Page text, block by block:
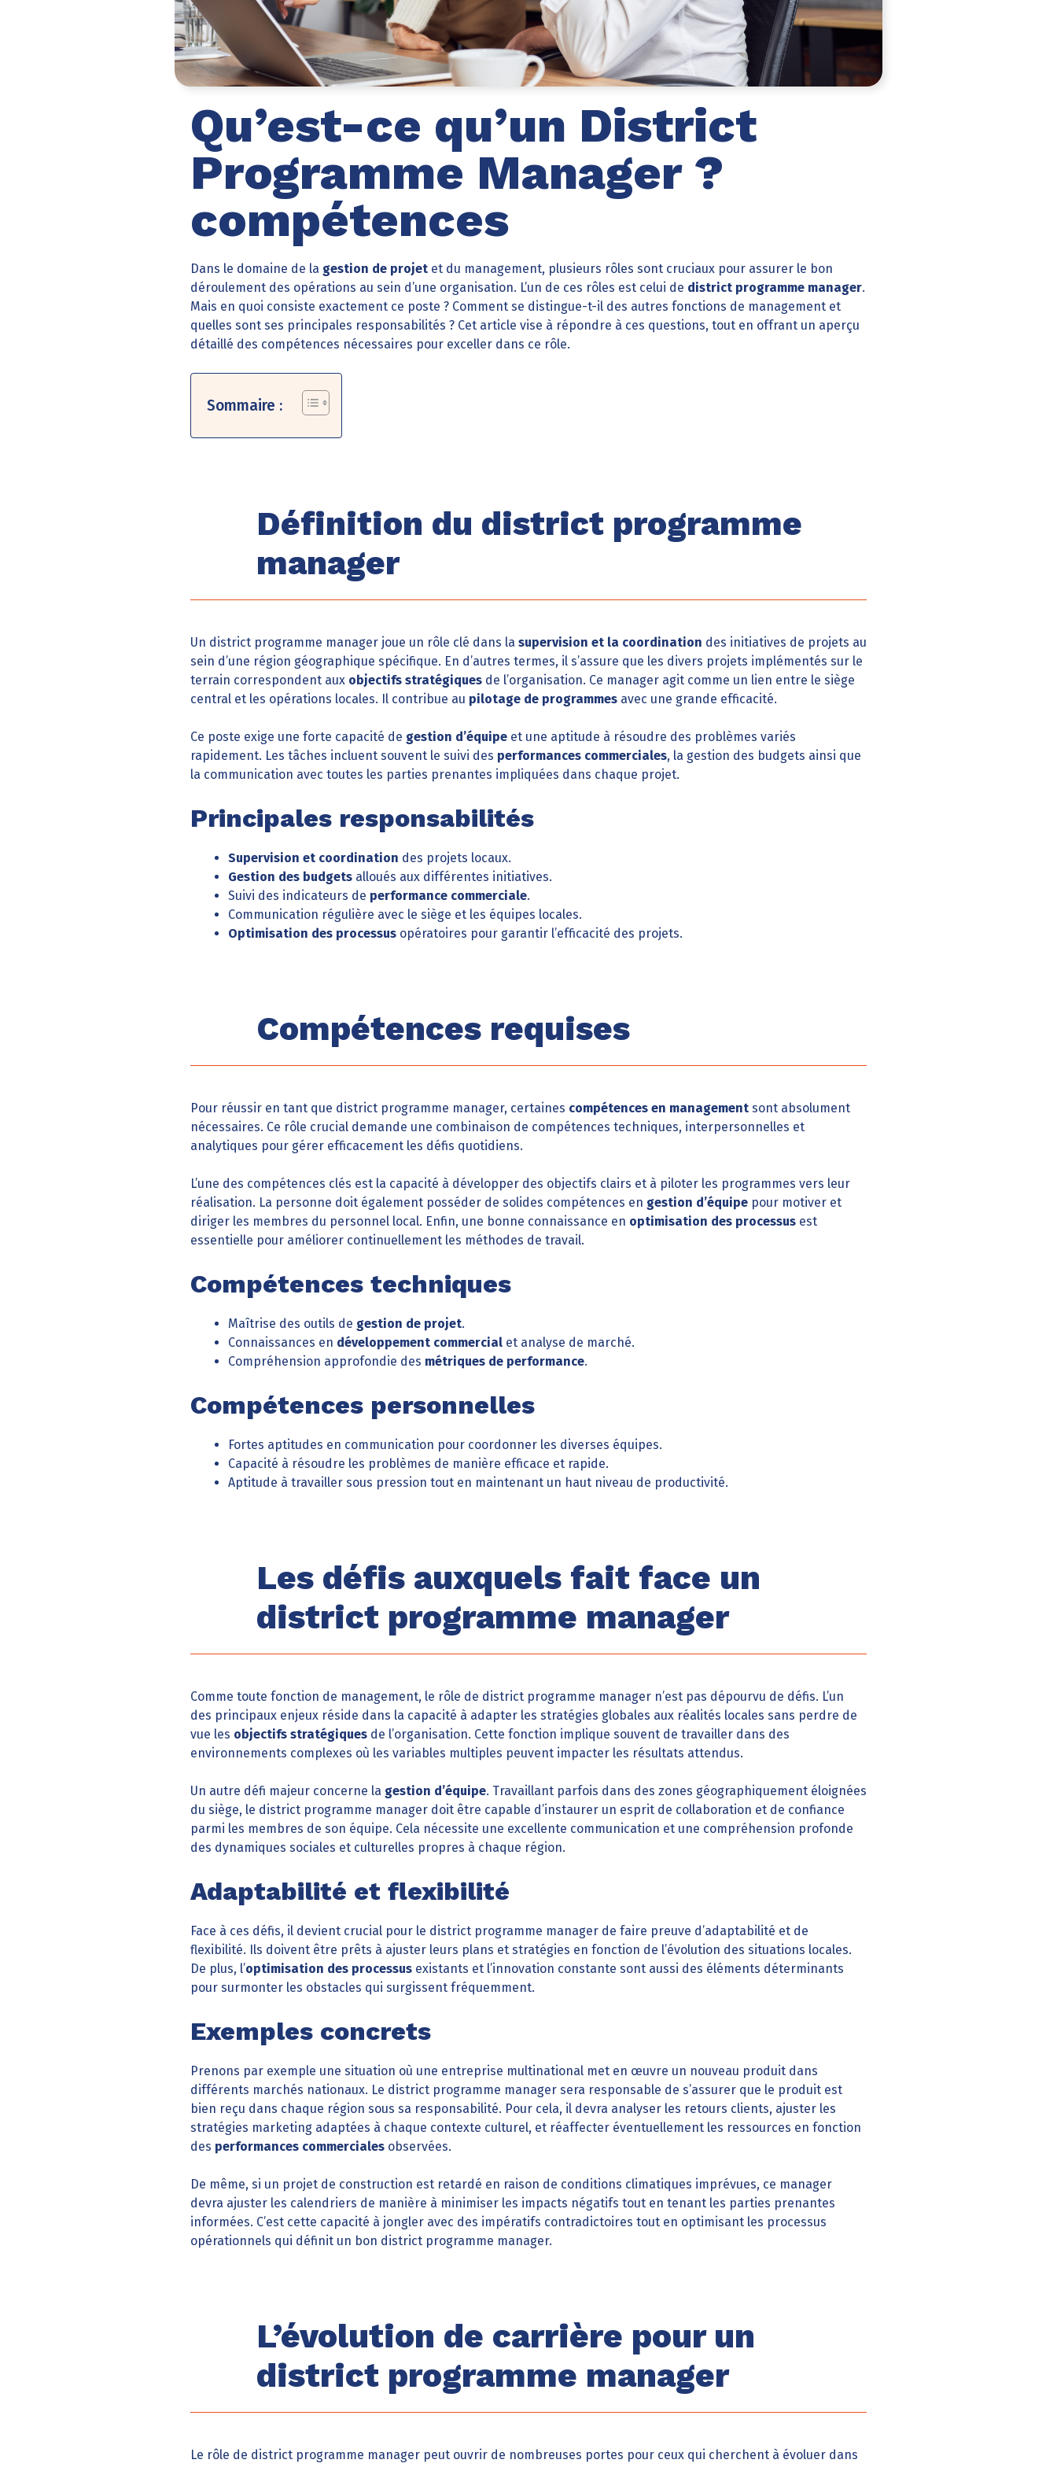
Qu’est-ce qu’un District
Programme Manager ?
compétences
Dans le domaine de la gestion de projet et du management, plusieurs rôles sont cruciaux pour assurer le bon
déroulement des opérations au sein d’une organisation. L’un de ces rôles est celui de district programme manager.
Mais en quoi consiste exactement ce poste ? Comment se distingue-t-il des autres fonctions de management et
quelles sont ses principales responsabilités ? Cet article vise à répondre à ces questions, tout en offrant un aperçu
détaillé des compétences nécessaires pour exceller dans ce rôle.
Sommaire :
Définition du district programme
manager
Un district programme manager joue un rôle clé dans la supervision et la coordination des initiatives de projets au
sein d’une région géographique spécifique. En d’autres termes, il s’assure que les divers projets implémentés sur le
terrain correspondent aux objectifs stratégiques de l’organisation. Ce manager agit comme un lien entre le siège
central et les opérations locales. Il contribue au pilotage de programmes avec une grande efficacité.
Ce poste exige une forte capacité de gestion d’équipe et une aptitude à résoudre des problèmes variés
rapidement. Les tâches incluent souvent le suivi des performances commerciales, la gestion des budgets ainsi que
la communication avec toutes les parties prenantes impliquées dans chaque projet.
Principales responsabilités
Supervision et coordination des projets locaux.
Gestion des budgets alloués aux différentes initiatives.
Suivi des indicateurs de performance commerciale.
Communication régulière avec le siège et les équipes locales.
Optimisation des processus opératoires pour garantir l’efficacité des projets.
Compétences requises
Pour réussir en tant que district programme manager, certaines compétences en management sont absolument
nécessaires. Ce rôle crucial demande une combinaison de compétences techniques, interpersonnelles et
analytiques pour gérer efficacement les défis quotidiens.
L’une des compétences clés est la capacité à développer des objectifs clairs et à piloter les programmes vers leur
réalisation. La personne doit également posséder de solides compétences en gestion d’équipe pour motiver et
diriger les membres du personnel local. Enfin, une bonne connaissance en optimisation des processus est
essentielle pour améliorer continuellement les méthodes de travail.
Compétences techniques
Maîtrise des outils de gestion de projet.
Connaissances en développement commercial et analyse de marché.
Compréhension approfondie des métriques de performance.
Compétences personnelles
Fortes aptitudes en communication pour coordonner les diverses équipes.
Capacité à résoudre les problèmes de manière efficace et rapide.
Aptitude à travailler sous pression tout en maintenant un haut niveau de productivité.
Les défis auxquels fait face un
district programme manager
Comme toute fonction de management, le rôle de district programme manager n’est pas dépourvu de défis. L’un
des principaux enjeux réside dans la capacité à adapter les stratégies globales aux réalités locales sans perdre de
vue les objectifs stratégiques de l’organisation. Cette fonction implique souvent de travailler dans des
environnements complexes où les variables multiples peuvent impacter les résultats attendus.
Un autre défi majeur concerne la gestion d’équipe. Travaillant parfois dans des zones géographiquement éloignées
du siège, le district programme manager doit être capable d’instaurer un esprit de collaboration et de confiance
parmi les membres de son équipe. Cela nécessite une excellente communication et une compréhension profonde
des dynamiques sociales et culturelles propres à chaque région.
Adaptabilité et flexibilité
Face à ces défis, il devient crucial pour le district programme manager de faire preuve d’adaptabilité et de
flexibilité. Ils doivent être prêts à ajuster leurs plans et stratégies en fonction de l’évolution des situations locales.
De plus, l’optimisation des processus existants et l’innovation constante sont aussi des éléments déterminants
pour surmonter les obstacles qui surgissent fréquemment.
Exemples concrets
Prenons par exemple une situation où une entreprise multinational met en œuvre un nouveau produit dans
différents marchés nationaux. Le district programme manager sera responsable de s’assurer que le produit est
bien reçu dans chaque région sous sa responsabilité. Pour cela, il devra analyser les retours clients, ajuster les
stratégies marketing adaptées à chaque contexte culturel, et réaffecter éventuellement les ressources en fonction
des performances commerciales observées.
De même, si un projet de construction est retardé en raison de conditions climatiques imprévues, ce manager
devra ajuster les calendriers de manière à minimiser les impacts négatifs tout en tenant les parties prenantes
informées. C’est cette capacité à jongler avec des impératifs contradictoires tout en optimisant les processus
opérationnels qui définit un bon district programme manager.
L’évolution de carrière pour un
district programme manager
Le rôle de district programme manager peut ouvrir de nombreuses portes pour ceux qui cherchent à évoluer dans